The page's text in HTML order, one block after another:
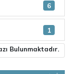
6
1
Bulunmaktadır.